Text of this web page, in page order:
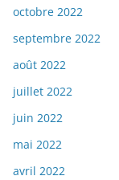
octobre 2022
septembre 2022
août 2022
juillet 2022
juin 2022
mai 2022
avril 2022